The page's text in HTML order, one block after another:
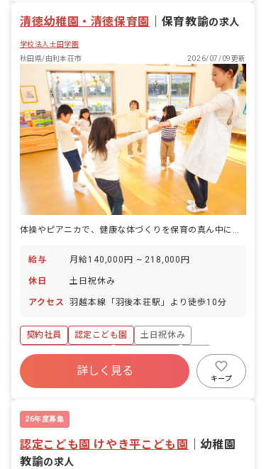
清徳幼稚園・清徳保育園 保育教諭の求人
学校法人土田学園
秋田県/由利本荘市
2026/07/09更新
給与 月給140,000円 ~ 218,000円
休日 土日祝休み
アクセス 羽越本線「羽後本荘駅」より徒歩10分
契約社員 認定こども園
土日祝休み
ボーナス・賞与あり
社会保険完備
福利厚生充実
昇給昇進あり
産休育休制度
詳しく見る
キープ
26年度募集
認定こども園 けやき平こども園 ｜幼稚園
教諭の求人